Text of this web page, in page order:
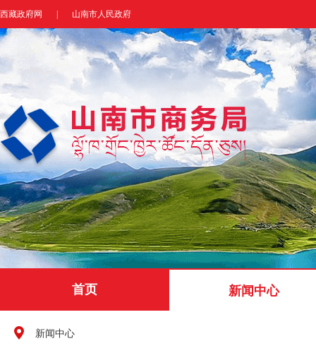
西藏政府网 山南市人民政府
首页 新闻中心
新闻中心